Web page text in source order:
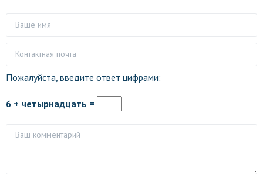
Пожалуйста, введите ответ цифрами:
6 + четырнадцать =